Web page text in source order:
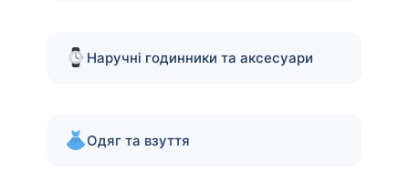
Наручні годинники та аксесуари
Одяг та взуття